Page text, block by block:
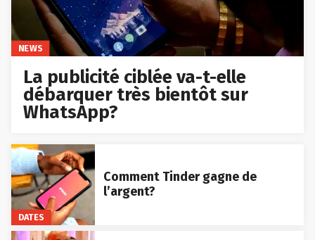
NEWS
La publicité ciblée va-t-elle
débarquer très bientôt sur
WhatsApp?
DATES
Comment Tinder gagne de
l’argent?